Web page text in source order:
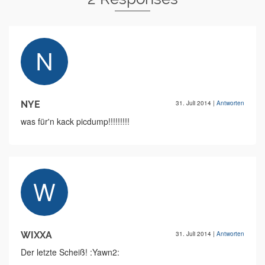
NYE 31. Juli 2014 | Antworten
was für'n kack picdump!!!!!!!!!
WIXXA 31. Juli 2014 | Antworten
Der letzte Scheiß! :Yawn2: